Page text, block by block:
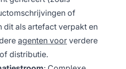
of
dit als artefact verpakt en
agenten voor verdere
distributie.